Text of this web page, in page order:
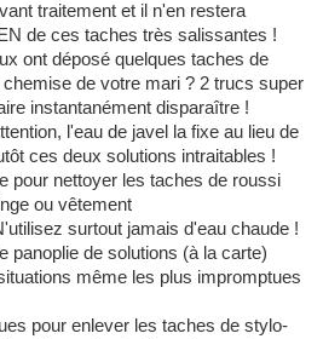
traitement et il n'en restera
de ces taches très salissantes !
ont déposé quelques taches de
de votre mari ? 2 trucs super
instantanément disparaître !
l'eau de javel la fixe au lieu de
ces deux solutions intraitables !
pour nettoyer les taches de roussi
ou vêtement
surtout jamais d'eau chaude !
panoplie de solutions (à la carte)
même les plus impromptues
pour enlever les taches de stylo-